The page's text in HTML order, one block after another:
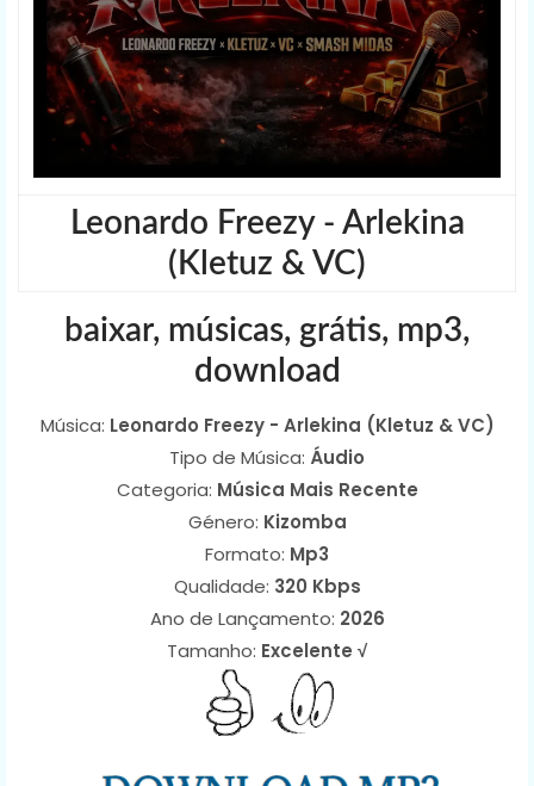
Leonardo Freezy - Arlekina
(Kletuz & VC)
baixar, músicas, grátis, mp3,
download
Música: Leonardo Freezy - Arlekina (Kletuz & VC)
Tipo de Música: Áudio
Categoria: Música Mais Recente
Género: Kizomba
Formato: Mp3
Qualidade: 320 Kbps
Ano de Lançamento: 2026
Tamanho: Excelente √